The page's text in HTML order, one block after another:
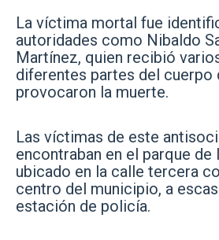
La víctima mortal fue
autoridades como Nibaldo
Martínez, quien recibió
diferentes partes del cuerpo
provocaron la muerte.
Las víctimas de este
encontraban en el parque de
ubicado en la calle tercera
centro del municipio, a
estación de policía.